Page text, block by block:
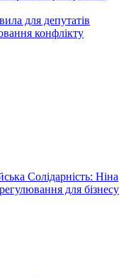
для депутатів
конфлікту
Солідарність: Ніна
для бізнесу